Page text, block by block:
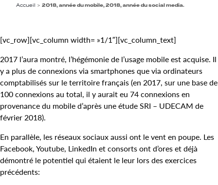
Accueil > 2018, année du mobile, 2018, année du social media.
[vc_row][vc_column width= »1/1″][vc_column_text]
2017 l’aura montré, l’hégémonie de l’usage mobile est acquise. Il
y a plus de connexions via smartphones que via ordinateurs
comptabilisés sur le territoire français (en 2017, sur une base de
100 connexions au total, il y aurait eu 74 connexions en
provenance du mobile d’après une étude SRI – UDECAM de
février 2018).
En parallèle, les réseaux sociaux aussi ont le vent en poupe. Les
Facebook, Youtube, LinkedIn et consorts ont d’ores et déjà
démontré le potentiel qui étaient le leur lors des exercices
précédents: